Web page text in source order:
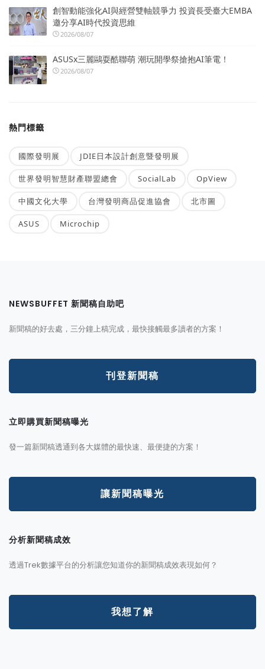
創智動能強化AI與經營雙軸競爭力 投資長受臺大EMBA
邀分享AI時代投資思維
2026/08/07
ASUSx三麗鷗耍酷聯萌 潮玩開學祭搶抱AI筆電！
2026/08/07
熱門標籤
國際發明展 JDIE日本設計創意暨發明展
世界發明智慧財產聯盟總會 SocialLab OpView
中國文化大學 台灣發明商品促進協會 北市圖
ASUS Microchip
NEWSBUFFET 新聞稿自助吧
新聞稿的好去處，三分鐘上稿完成，最快接觸最多讀者的方案！
刊登新聞稿
立即購買新聞稿曝光
發一篇新聞稿透通到各大媒體的最快速、最便捷的方案！
讓新聞稿曝光
分析新聞稿成效
透過Trek數據平台的分析讓您知道你的新聞稿成效表現如何？
我想了解